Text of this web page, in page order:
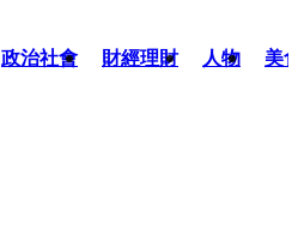
政治社會 財經理財 人物 美